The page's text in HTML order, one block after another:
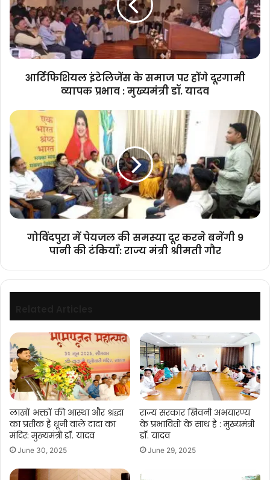
पर
होंगे
दूरगामी
व्यापक
प्रभाव
मुख्यमंत्री
यादव
आर्टिफिशियल इंटेलिजेंस के समाज पर होंगे दूरगामी
व्यापक प्रभाव : मुख्यमंत्री डॉ. यादव
गोविंदपुरा
में
पेयजल
की
समस्या
दूर
करने
बनेंगी
9
राज्य
मंत्री
श्रीमती
गोविंदपुरा में पेयजल की समस्या दूर करने बनेंगी 9
पानी की टंकियाँ: राज्य मंत्री श्रीमती गौर
लाखों भक्तों की आस्था और श्रद्धा
का प्रतीक है धूनी वाले दादा का
मंदिर: मुख्यमंत्री डॉ. यादव
June 30, 2025
राज्य सरकार खिवनी अभयारण्य
के प्रभावितों के साथ है : मुख्यमंत्री
डॉ. यादव
June 29, 2025